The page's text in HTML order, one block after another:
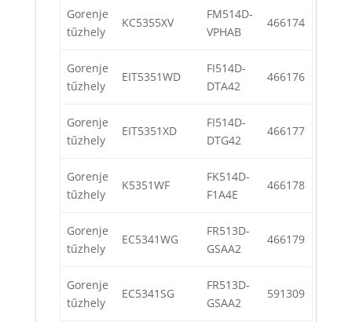
Gorenje
tűzhely
KC5355XV
FM514D-
VPHAB
466174
Gorenje
tűzhely
EIT5351WD
FI514D-
DTA42
466176
Gorenje
tűzhely
EIT5351XD
FI514D-
DTG42
466177
Gorenje
tűzhely
K5351WF
FK514D-
F1A4E
466178
Gorenje
tűzhely
EC5341WG
FR513D-
GSAA2
466179
Gorenje
tűzhely
EC5341SG
FR513D-
GSAA2
591309